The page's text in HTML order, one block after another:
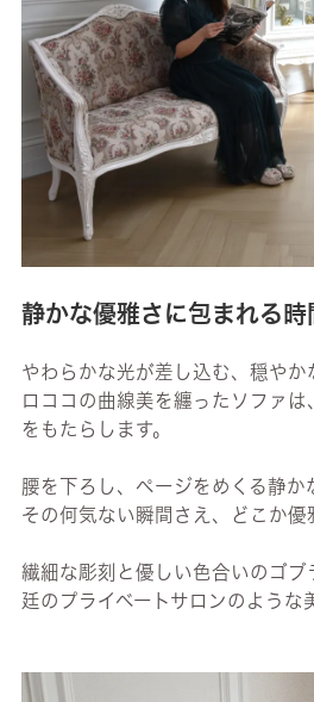
静かな優雅さに包まれる時
やわらかな光が差し込む、穏やか
ロココの曲線美を纏ったソファ
をもたらします。
腰を下ろし、ページをめくる静か
その何気ない瞬間さえ、どこか優
繊細な彫刻と優しい色合いのゴブ
廷のプライベートサロンのような